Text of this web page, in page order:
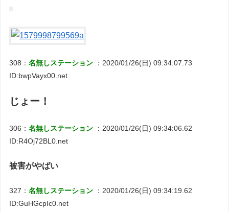
308：名無しステーション
：2020/01/26(日) 09:34:07.73
ID:bwpVayx00.net
じょー！
306：名無しステーション
：2020/01/26(日) 09:34:06.62
ID:R4Oj72BL0.net
被害がやばい
327：名無しステーション
：2020/01/26(日) 09:34:19.62
ID:GuHGcpIc0.net